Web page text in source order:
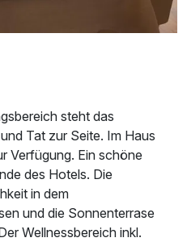
steht das
Tat zur Seite. Im Haus
Verfügung. Ein schöne
des Hotels. Die
in dem
und die Sonnenterrase
Wellnessbereich inkl.